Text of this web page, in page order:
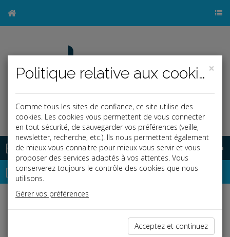
Base documentaire
Dépêches
Liste des dernières dépêches
×
Politique relative aux cookies
Comme tous les sites de confiance, ce site utilise des
cookies. Les cookies vous permettent de vous connecter
en tout sécurité, de sauvegarder vos préférences (veille,
newsletter, recherche, etc.). Ils nous permettent également
de mieux vous connaitre pour mieux vous servir et vous
proposer des services adaptés à vos attentes. Vous
conserverez toujours le contrôle des cookies que nous
utilisons.
Gérer vos préférences
Acceptez et continuez